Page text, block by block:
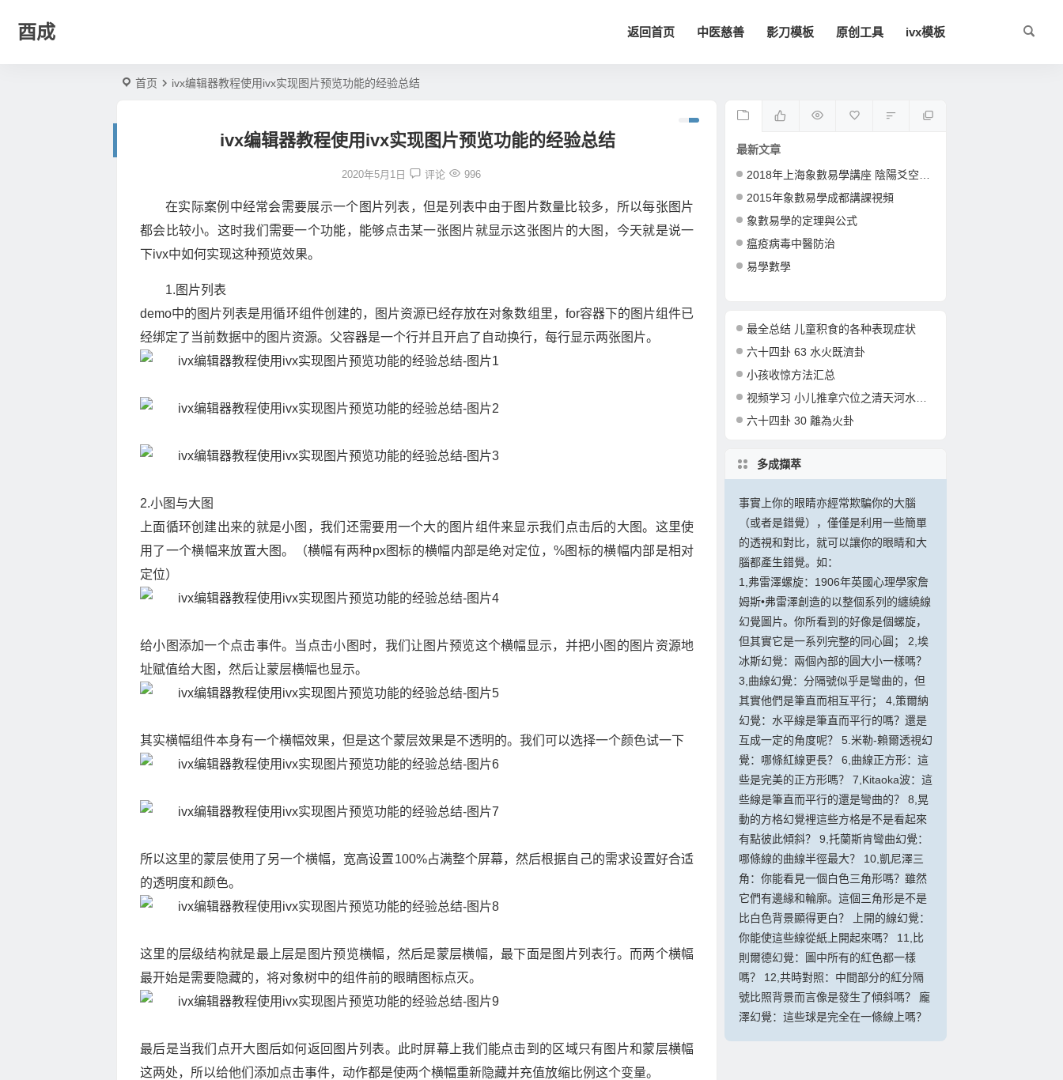
酉成 返回首页 中医慈善 影刀模板 原创工具 ivx模板
首页 ivx编辑器教程使用ivx实现图片预览功能的经验总结
ivx编辑器教程使用ivx实现图片预览功能的经验总结
2020年5月1日 评论 996
在实际案例中经常会需要展示一个图片列表，但是列表中由于图片数量比较多，所以每张图片
都会比较小。这时我们需要一个功能，能够点击某一张图片就显示这张图片的大图，今天就是说一
下ivx中如何实现这种预览效果。
1.图片列表
demo中的图片列表是用循环组件创建的，图片资源已经存放在对象数组里，for容器下的图片组件已
经绑定了当前数据中的图片资源。父容器是一个行并且开启了自动换行，每行显示两张图片。
2.小图与大图
上面循环创建出来的就是小图，我们还需要用一个大的图片组件来显示我们点击后的大图。这里使
用了一个横幅来放置大图。（横幅有两种px图标的横幅内部是绝对定位，%图标的横幅内部是相对
定位）
给小图添加一个点击事件。当点击小图时，我们让图片预览这个横幅显示，并把小图的图片资源地
址赋值给大图，然后让蒙层横幅也显示。
其实横幅组件本身有一个横幅效果，但是这个蒙层效果是不透明的。我们可以选择一个颜色试一下
所以这里的蒙层使用了另一个横幅，宽高设置100%占满整个屏幕，然后根据自己的需求设置好合适
的透明度和颜色。
这里的层级结构就是最上层是图片预览横幅，然后是蒙层横幅，最下面是图片列表行。而两个横幅
最开始是需要隐藏的，将对象树中的组件前的眼睛图标点灭。
最后是当我们点开大图后如何返回图片列表。此时屏幕上我们能点击到的区域只有图片和蒙层横幅
这两处，所以给他们添加点击事件，动作都是使两个横幅重新隐藏并充值放缩比例这个变量。
最新文章
2018年上海象數易學講座 陰陽爻空間卦形
2015年象數易學成都講課視頻
象數易學的定理與公式
瘟疫病毒中醫防治
易學數學
最全总结 儿童积食的各种表现症状
六十四卦 63 水火既濟卦
小孩收惊方法汇总
视频学习 小儿推拿穴位之清天河水的准确定位和操作
六十四卦 30 離為火卦
多成擷萃
事實上你的眼睛亦經常欺騙你的大腦
（或者是錯覺），僅僅是利用一些簡單
的透視和對比，就可以讓你的眼睛和大
腦都產生錯覺。如：
1,弗雷澤螺旋：1906年英國心理學家詹
姆斯•弗雷澤創造的以整個系列的纏繞線
幻覺圖片。你所看到的好像是個螺旋，
但其實它是一系列完整的同心圓； 2,埃
冰斯幻覺：兩個內部的圓大小一樣嗎？
3,曲線幻覺：分隔號似乎是彎曲的，但
其實他們是筆直而相互平行； 4,策爾納
幻覺：水平線是筆直而平行的嗎？還是
互成一定的角度呢？ 5.米勒-賴爾透視幻
覺：哪條紅線更長？ 6,曲線正方形：這
些是完美的正方形嗎？ 7,Kitaoka波：這
些線是筆直而平行的還是彎曲的？ 8,晃
動的方格幻覺裡這些方格是不是看起來
有點彼此傾斜？ 9,托蘭斯肯彎曲幻覺：
哪條線的曲線半徑最大？ 10,凱尼澤三
角：你能看見一個白色三角形嗎？雖然
它們有邊緣和輪廓。這個三角形是不是
比白色背景顯得更白？ 上開的線幻覺：
你能使這些線從紙上開起來嗎？ 11,比
則爾德幻覺：圖中所有的紅色都一樣
嗎？ 12,共時對照：中間部分的紅分隔
號比照背景而言像是發生了傾斜嗎？ 龐
澤幻覺：這些球是完全在一條線上嗎？